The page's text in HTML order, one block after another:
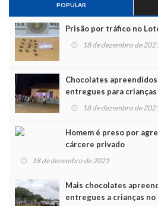
POPULAR
Prisão por tráfico no
18 de dezembro de
Chocolates
entregues para crianças
Noel 18 de dezembro de
Homem é preso por
cárcere privado
18 de dezembro de 2021
Mais chocolates
entregues a crianças